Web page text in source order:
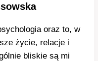
oraz to, w
życie, relacje i
bliskie są mi